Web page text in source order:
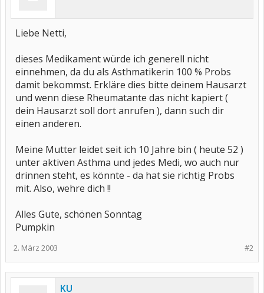
Liebe Netti,
dieses Medikament würde ich generell nicht
einnehmen, da du als Asthmatikerin 100 % Probs
damit bekommst. Erkläre dies bitte deinem Hausarzt
und wenn diese Rheumatante das nicht kapiert (
dein Hausarzt soll dort anrufen ), dann such dir
einen anderen.
Meine Mutter leidet seit ich 10 Jahre bin ( heute 52 )
unter aktiven Asthma und jedes Medi, wo auch nur
drinnen steht, es könnte - da hat sie richtig Probs
mit. Also, wehre dich !!
Alles Gute, schönen Sonntag
Pumpkin
#2
2. März 2003
KU